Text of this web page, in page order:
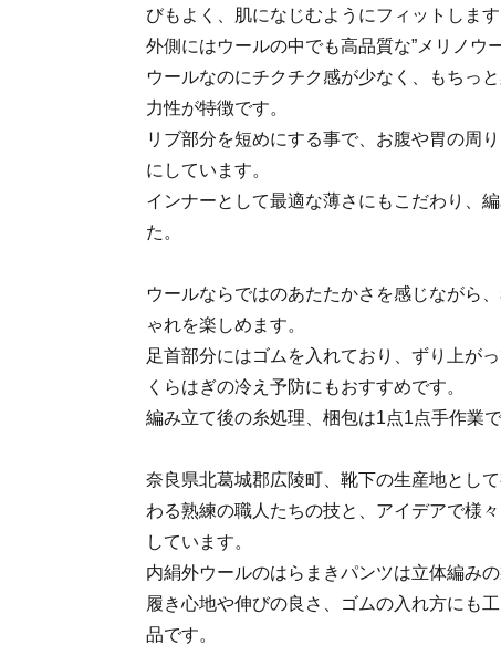
びもよく、肌になじむようにフィットします
外側にはウールの中でも高品質な”メリノウー
ウールなのにチクチク感が少なく、もちっ
力性が特徴です。
リブ部分を短めにする事で、お腹や胃の周
にしています。
インナーとして最適な薄さにもこだわり、
た。
ウールならではのあたたかさを感じながら
ゃれを楽しめます。
足首部分にはゴムを入れており、ずり上が
くらはぎの冷え予防にもおすすめです。
編み立て後の糸処理、梱包は1点1点手作業
奈良県北葛城郡広陵町、靴下の生産地とし
わる熟練の職人たちの技と、アイデアで様
しています。
内絹外ウールのはらまきパンツは立体編み
履き心地や伸びの良さ、ゴムの入れ方にも
品です。